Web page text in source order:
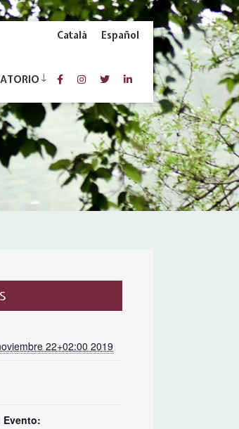
Català Español
22+02:00 2019
Evento: